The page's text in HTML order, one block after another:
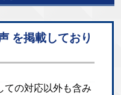
を掲載しており
ての対応以外も含み